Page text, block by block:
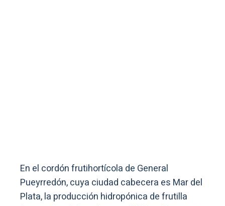
En el cordón frutihortícola de General
Pueyrredón, cuya ciudad cabecera es Mar del
Plata, la producción hidropónica de frutilla